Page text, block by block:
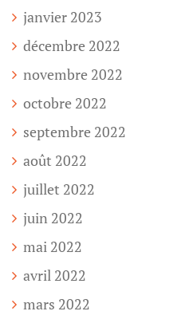
janvier 2023
décembre 2022
novembre 2022
octobre 2022
septembre 2022
août 2022
juillet 2022
juin 2022
mai 2022
avril 2022
mars 2022